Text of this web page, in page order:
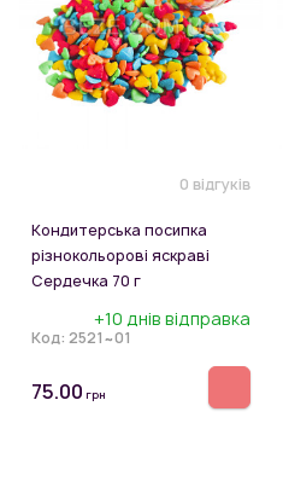
0 відгуків
Кондитерська посипка
різнокольорові яскраві
Сердечка 70 г
+10 днів відправка
Код: 2521~01
75.00 грн